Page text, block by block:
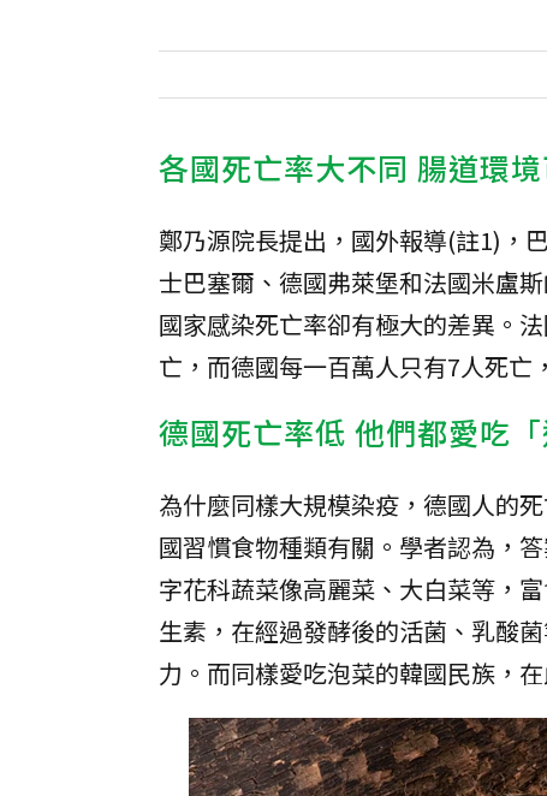
各國死亡率大不同 腸道環
鄭乃源院長提出，國外報導(註1)，
士巴塞爾、德國弗萊堡和法國米盧
國家感染死亡率卻有極大的差異。
亡，而德國每一百萬人只有7人死亡
德國死亡率低 他們都愛吃「
為什麼同樣大規模染疫，德國人的
國習慣食物種類有關。學者認為，
字花科蔬菜像高麗菜、大白菜等，
生素，在經過發酵後的活菌、乳酸
力。而同樣愛吃泡菜的韓國民族，